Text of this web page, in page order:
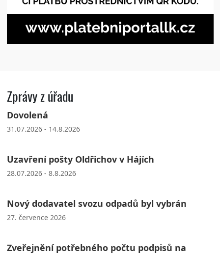
Zprávy z úřadu
Dovolená
31.07.2026 - 14.8.2026
Uzavření pošty Oldřichov v Hájích
28.07.2026 - 8.8.2026
Nový dodavatel svozu odpadů byl vybrán
27. července 2026
Zveřejnění potřebného počtu podpisů na